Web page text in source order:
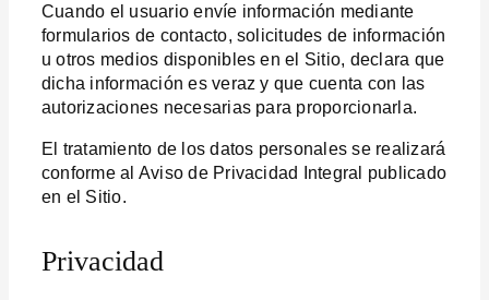
Cuando el usuario envíe información mediante
formularios de contacto, solicitudes de información
u otros medios disponibles en el Sitio, declara que
dicha información es veraz y que cuenta con las
autorizaciones necesarias para proporcionarla.
El tratamiento de los datos personales se realizará
conforme al Aviso de Privacidad Integral publicado
en el Sitio.
Privacidad